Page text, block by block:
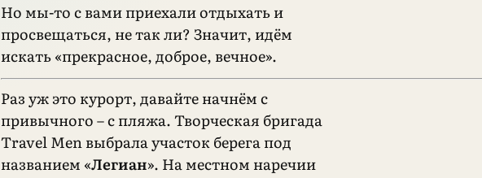
Но мы-то с вами приехали отдыхать и
просвещаться, не так ли? Значит, идём
искать «прекрасное, доброе, вечное».
Раз уж это курорт, давайте начнём с
привычного – с пляжа. Творческая бригада
Travel Men выбрала участок берега под
названием «Легиан». На местном наречии